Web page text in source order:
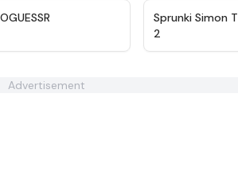
Sprunki Simon
2
Advertisement